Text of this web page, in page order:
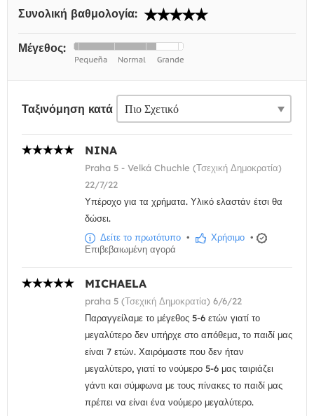
Συνολική βαθμολογία:
Μέγεθος:
Ταξινόμηση κατά
NINA
Praha 5 - Velká Chuchle (Τσεχική Δημοκρατία)
22/7/22
Υπέροχο για τα χρήματα. Υλικό ελαστάν έτσι θα
δώσει.
Δείτε το πρωτότυπο • Χρήσιμο •
Επιβεβαιωμένη αγορά
MICHAELA
praha 5 (Τσεχική Δημοκρατία) 6/6/22
Παραγγείλαμε το μέγεθος 5-6 ετών γιατί το
μεγαλύτερο δεν υπήρχε στο απόθεμα, το παιδί μας
είναι 7 ετών. Χαιρόμαστε που δεν ήταν
μεγαλύτερο, γιατί το νούμερο 5-6 μας ταιριάζει
γάντι και σύμφωνα με τους πίνακες το παιδί μας
πρέπει να είναι ένα νούμερο μεγαλύτερο.